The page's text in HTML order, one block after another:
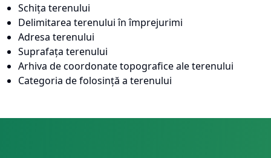
Schița terenului
Delimitarea terenului în împrejurimi
Adresa terenului
Suprafața terenului
Arhiva de coordonate topografice ale terenului
Categoria de folosință a terenului